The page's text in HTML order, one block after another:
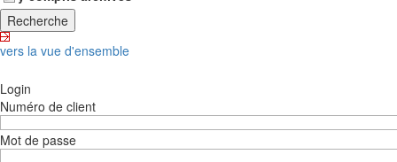
vers la vue d'ensemble
Login
Numéro de client
Mot de passe